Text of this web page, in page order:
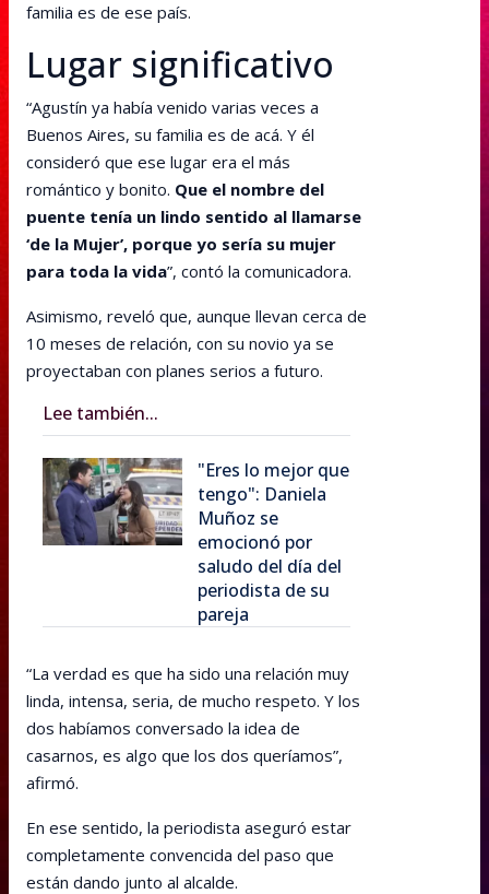
familia es de ese país.
Lugar significativo
“Agustín ya había venido varias veces a
Buenos Aires, su familia es de acá. Y él
consideró que ese lugar era el más
romántico y bonito. Que el nombre del
puente tenía un lindo sentido al llamarse
‘de la Mujer’, porque yo sería su mujer
para toda la vida”, contó la comunicadora.
Asimismo, reveló que, aunque llevan cerca de
10 meses de relación, con su novio ya se
proyectaban con planes serios a futuro.
Lee también...
"Eres lo mejor que
tengo": Daniela
Muñoz se
emocionó por
saludo del día del
periodista de su
pareja
“La verdad es que ha sido una relación muy
linda, intensa, seria, de mucho respeto. Y los
dos habíamos conversado la idea de
casarnos, es algo que los dos queríamos”,
afirmó.
En ese sentido, la periodista aseguró estar
completamente convencida del paso que
están dando junto al alcalde.